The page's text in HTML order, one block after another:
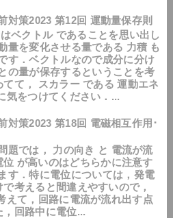
対策2023 第12回 運動量保存則
ベクトル であることを思い出し
量を変化させる量である 力積 も
す．ベクトルなので成分に分け
の量が保存するということを考
て， スカラー である 運動エネ
気をつけてください．...
対策2023 第18回 電磁相互作用･
題では， 力の向き と 電流が流
が高いのはどちらかに注意す
す．特に電位については，発電
考えると間違えやすいので，
えて，回路に電流が流れ出す点
回路中に電位...